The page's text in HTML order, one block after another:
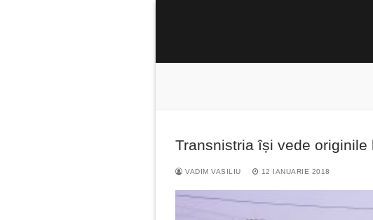
Caută
după:
Transnistria își vede
VADIM VASILIU 12 IANUARIE 2018